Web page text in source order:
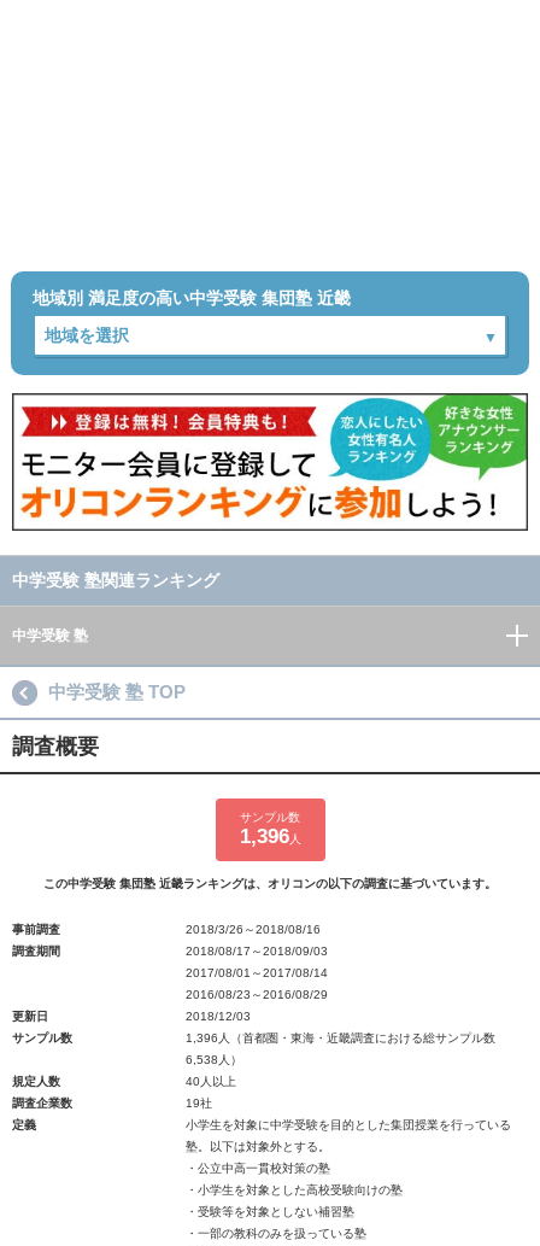
地域別 満足度の高い中学受験 集団塾 近畿
中学受験 塾関連ランキング
中学受験 塾
中学受験 塾 TOP
調査概要
サンプル数
1,396人
この中学受験 集団塾 近畿ランキングは、オリコンの以下の調査に基づいています。
事前調査
2018/3/26～2018/08/16
調査期間
2018/08/17～2018/09/03
2017/08/01～2017/08/14
2016/08/23～2016/08/29
更新日
2018/12/03
サンプル数
1,396人（首都圏・東海・近畿調査における総サンプル数
6,538人）
規定人数
40人以上
調査企業数
19社
定義
小学生を対象に中学受験を目的とした集団授業を行っている
塾。以下は対象外とする。
・公立中高一貫校対策の塾
・小学生を対象とした高校受験向けの塾
・受験等を対象としない補習塾
・一部の教科のみを扱っている塾